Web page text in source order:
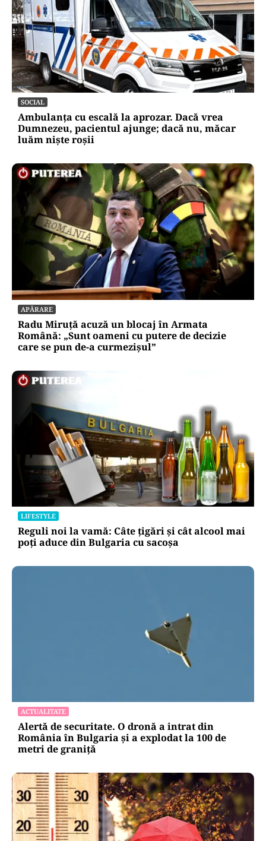
SOCIAL
Ambulanța cu escală la aprozar. Dacă vrea
Dumnezeu, pacientul ajunge; dacă nu, măcar
luăm niște roșii
APĂRARE
Radu Miruță acuză un blocaj în Armata
Română: „Sunt oameni cu putere de decizie
care se pun de-a curmezișul”
LIFESTYLE
Reguli noi la vamă: Câte țigări și cât alcool mai
poți aduce din Bulgaria cu sacoșa
ACTUALITATE
Alertă de securitate. O dronă a intrat din
România în Bulgaria şi a explodat la 100 de
metri de graniţă